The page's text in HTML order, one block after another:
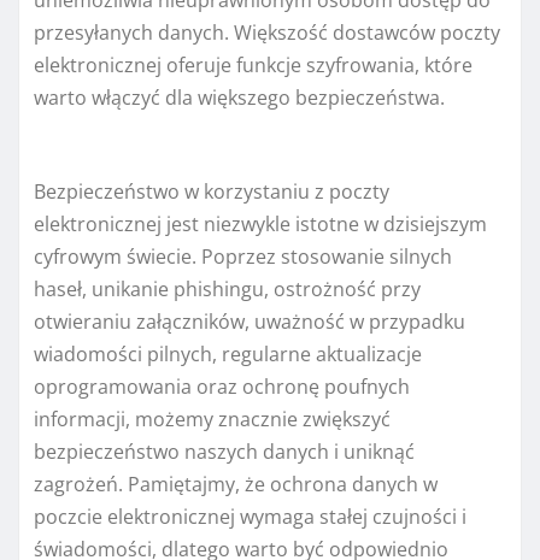
przesyłanych danych. Większość dostawców poczty
elektronicznej oferuje funkcje szyfrowania, które
warto włączyć dla większego bezpieczeństwa.
Bezpieczeństwo w korzystaniu z poczty
elektronicznej jest niezwykle istotne w dzisiejszym
cyfrowym świecie. Poprzez stosowanie silnych
haseł, unikanie phishingu, ostrożność przy
otwieraniu załączników, uważność w przypadku
wiadomości pilnych, regularne aktualizacje
oprogramowania oraz ochronę poufnych
informacji, możemy znacznie zwiększyć
bezpieczeństwo naszych danych i uniknąć
zagrożeń. Pamiętajmy, że ochrona danych w
poczcie elektronicznej wymaga stałej czujności i
świadomości, dlatego warto być odpowiednio